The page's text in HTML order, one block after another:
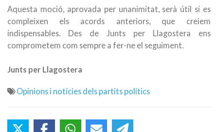
Aquesta moció, aprovada per unanimitat, serà útil si es
compleixen els acords anteriors, que creiem
indispensables. Des de Junts per Llagostera ens
comprometem com sempre a fer-ne el seguiment.
Junts per Llagostera
Opinions i notícies dels partits polítics